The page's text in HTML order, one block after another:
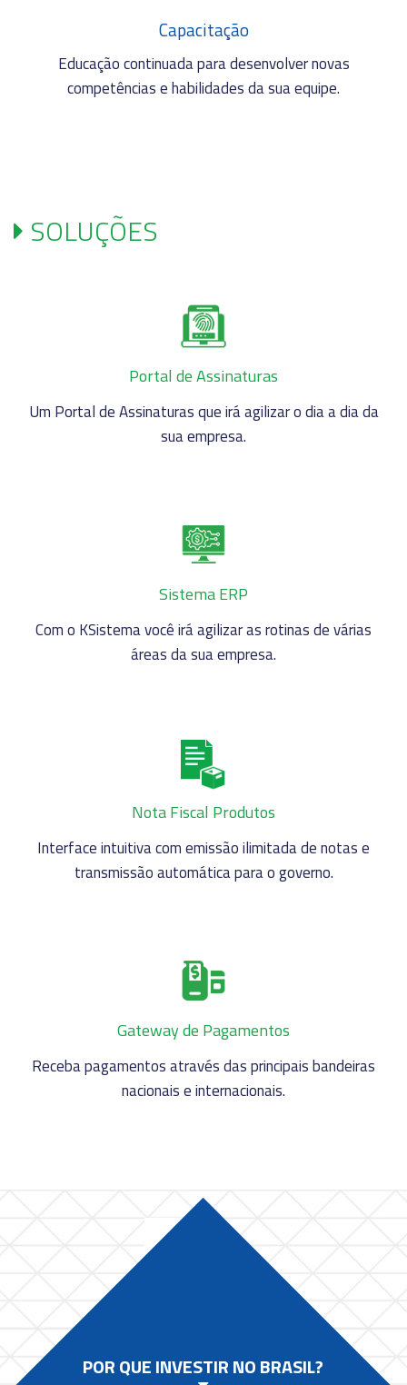
Capacitação
Educação continuada para desenvolver novas
competências e habilidades da sua equipe.
SOLUÇÕES
Portal de Assinaturas
Um Portal de Assinaturas que irá agilizar o dia a dia da
sua empresa.
Sistema ERP
Com o KSistema você irá agilizar as rotinas de várias
áreas da sua empresa.
Nota Fiscal Produtos
Interface intuitiva com emissão ilimitada de notas e
transmissão automática para o governo.
Gateway de Pagamentos
Receba pagamentos através das principais bandeiras
nacionais e internacionais.
POR QUE INVESTIR NO BRASIL?